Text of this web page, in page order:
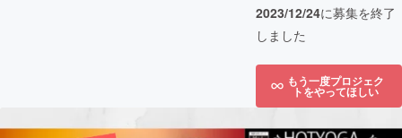
2023/12/24に募集を終了
しました
もう一度プロジェク
トをやってほしい